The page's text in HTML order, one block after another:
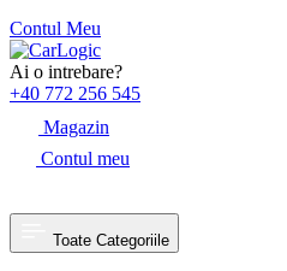
Contul Meu
Skip
to
content
Ai o intrebare?
+40 772 256 545
Magazin
Contul meu
Toate Categoriile